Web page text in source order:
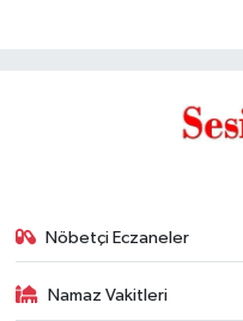
Nöbetçi Eczaneler
Namaz Vakitleri